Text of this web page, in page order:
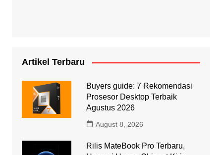
Artikel Terbaru
Buyers guide: 7 Rekomendasi
Prosesor Desktop Terbaik
Agustus 2026
August 8, 2026
Rilis MateBook Pro Terbaru,